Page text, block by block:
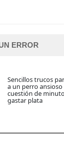
ERROR
Sencillos trucos
a un perro ansioso
cuestión de
gastar plata